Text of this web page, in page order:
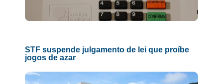
STF suspende julgamento de lei que proíbe
jogos de azar